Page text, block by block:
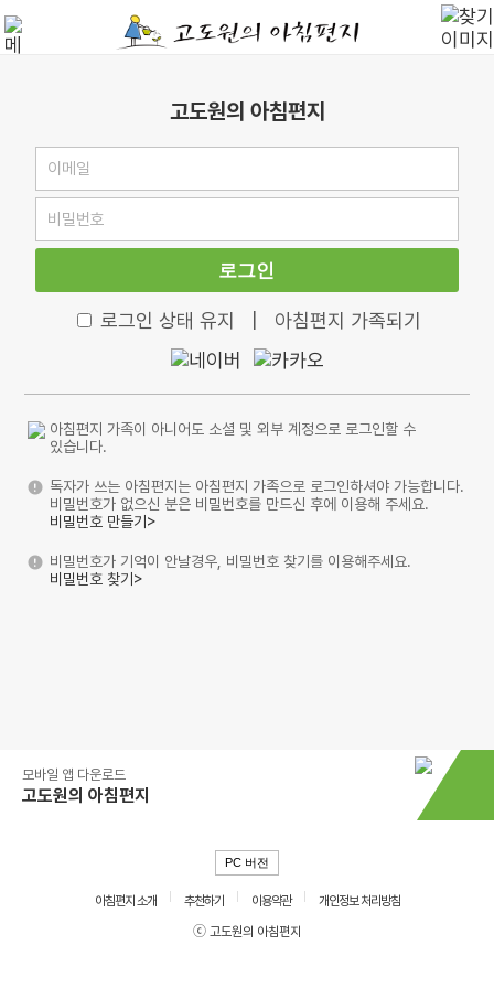
고도원의 아침편지
로그인
로그인 상태 유지 아침편지 가족되기
아침편지 가족이 아니어도 소셜 및 외부 계정으로 로그인할 수
있습니다.
독자가 쓰는 아침편지는 아침편지 가족으로 로그인하셔야 가능합니다.
비밀번호가 없으신 분은 비밀번호를 만드신 후에 이용해 주세요.
비밀번호 만들기>
비밀번호가 기억이 안날경우, 비밀번호 찾기를 이용해주세요.
비밀번호 찾기>
모바일 앱 다운로드
고도원의 아침편지
PC 버전
아침편지 소개 추천하기 이용약관
개인정보 처리방침
ⓒ 고도원의 아침편지